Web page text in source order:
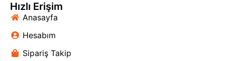
Hızlı Erişim
Anasayfa
Hesabım
Sipariş Takip